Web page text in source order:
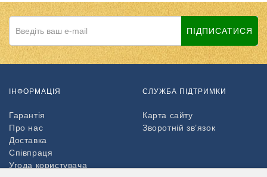
ПІДПИСАТИСЯ
ІНФОРМАЦІЯ
Гарантія
Про нас
Доставка
Співпраця
Угода користувача
СЛУЖБА ПІДТРИМКИ
Карта сайту
Зворотній зв’язок